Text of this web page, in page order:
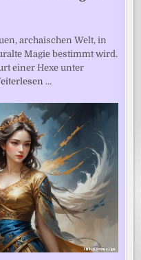
archaischen Welt, in
Magie bestimmt wird.
einer Hexe unter
…